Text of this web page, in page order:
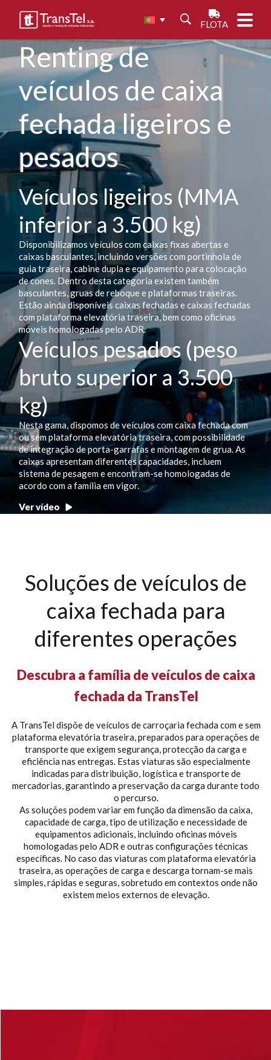
FLOTA
Renting de
veículos de caixa
fechada ligeiros e
pesados
Veículos ligeiros (MMA
inferior a 3.500 kg)
Disponibilizamos veículos com caixas fixas abertas e
caixas basculantes, incluindo versões com portinhola de
guia traseira, cabine dupla e equipamento para colocação
de cones. Dentro desta categoria existem também
basculantes, gruas de reboque e plataformas traseiras.
Estão ainda disponíveis caixas fechadas e caixas fechadas
com plataforma elevatória traseira, bem como oficinas
móveis homologadas pelo ADR.
Veículos pesados (peso
bruto superior a 3.500
kg)
Nesta gama, dispomos de veículos com caixa fechada com
ou sem plataforma elevatória traseira, com possibilidade
de integração de porta-garrafas e montagem de grua. As
caixas apresentam diferentes capacidades, incluem
sistema de pesagem e encontram-se homologadas de
acordo com a família em vigor.
Soluções de veículos de
caixa fechada para
diferentes operações
Descubra a família de veículos de caixa
fechada da TransTel
A TransTel dispõe de veículos de carroçaria fechada com e sem
plataforma elevatória traseira, preparados para operações de
transporte que exigem segurança, protecção da carga e
eficiência nas entregas. Estas viaturas são especialmente
indicadas para distribuição, logística e transporte de
mercadorias, garantindo a preservação da carga durante todo
o percurso.
As soluções podem variar em função da dimensão da caixa,
capacidade de carga, tipo de utilização e necessidade de
equipamentos adicionais, incluindo oficinas móveis
homologadas pelo ADR e outras configurações técnicas
específicas. No caso das viaturas com plataforma elevatória
traseira, as operações de carga e descarga tornam-se mais
simples, rápidas e seguras, sobretudo em contextos onde não
existem meios externos de elevação.